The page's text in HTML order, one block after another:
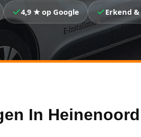
4,9 ★ op Google Erkend
In Heinenoord